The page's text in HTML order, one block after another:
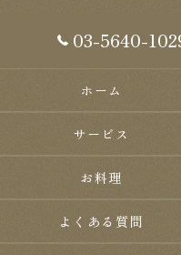
03-5640-
ホーム
サービス
お料理
よくある質問